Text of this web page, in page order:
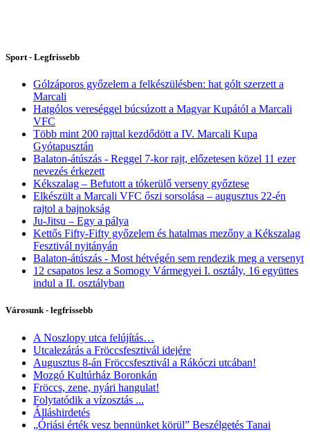
Sport - Legfrissebb
Gólzáporos győzelem a felkészülésben: hat gólt szerzett a
Marcali
Hatgólos vereséggel búcsúzott a Magyar Kupától a Marcali
VFC
Több mint 200 rajttal kezdődött a IV. Marcali Kupa
Gyótapusztán
Balaton-átúszás - Reggel 7-kor rajt, előzetesen közel 11 ezer
nevezés érkezett
Kékszalag – Befutott a tókerülő verseny győztese
Elkészült a Marcali VFC őszi sorsolása – augusztus 22-én
rajtol a bajnokság
Ju-Jitsu – Egy a pálya
Kettős Fifty-Fifty győzelem és hatalmas mezőny a Kékszalag
Fesztivál nyitányán
Balaton-átúszás - Most hétvégén sem rendezik meg a versenyt
12 csapatos lesz a Somogy Vármegyei I. osztály, 16 együttes
indul a II. osztályban
Városunk - legfrissebb
A Noszlopy utca felújítás…
Utcalezárás a Fröccsfesztivál idejére
Augusztus 8-án Fröccsfesztivál a Rákóczi utcában!
Mozgó Kultúrház Boronkán
Fröccs, zene, nyári hangulat!
Folytatódik a vízosztás ...
Álláshirdetés
„Óriási érték vesz bennünket körül” Beszélgetés Tanai